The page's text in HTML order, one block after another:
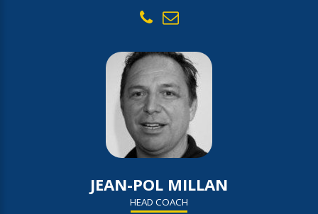
JEAN-POL MILLAN
HEAD COACH